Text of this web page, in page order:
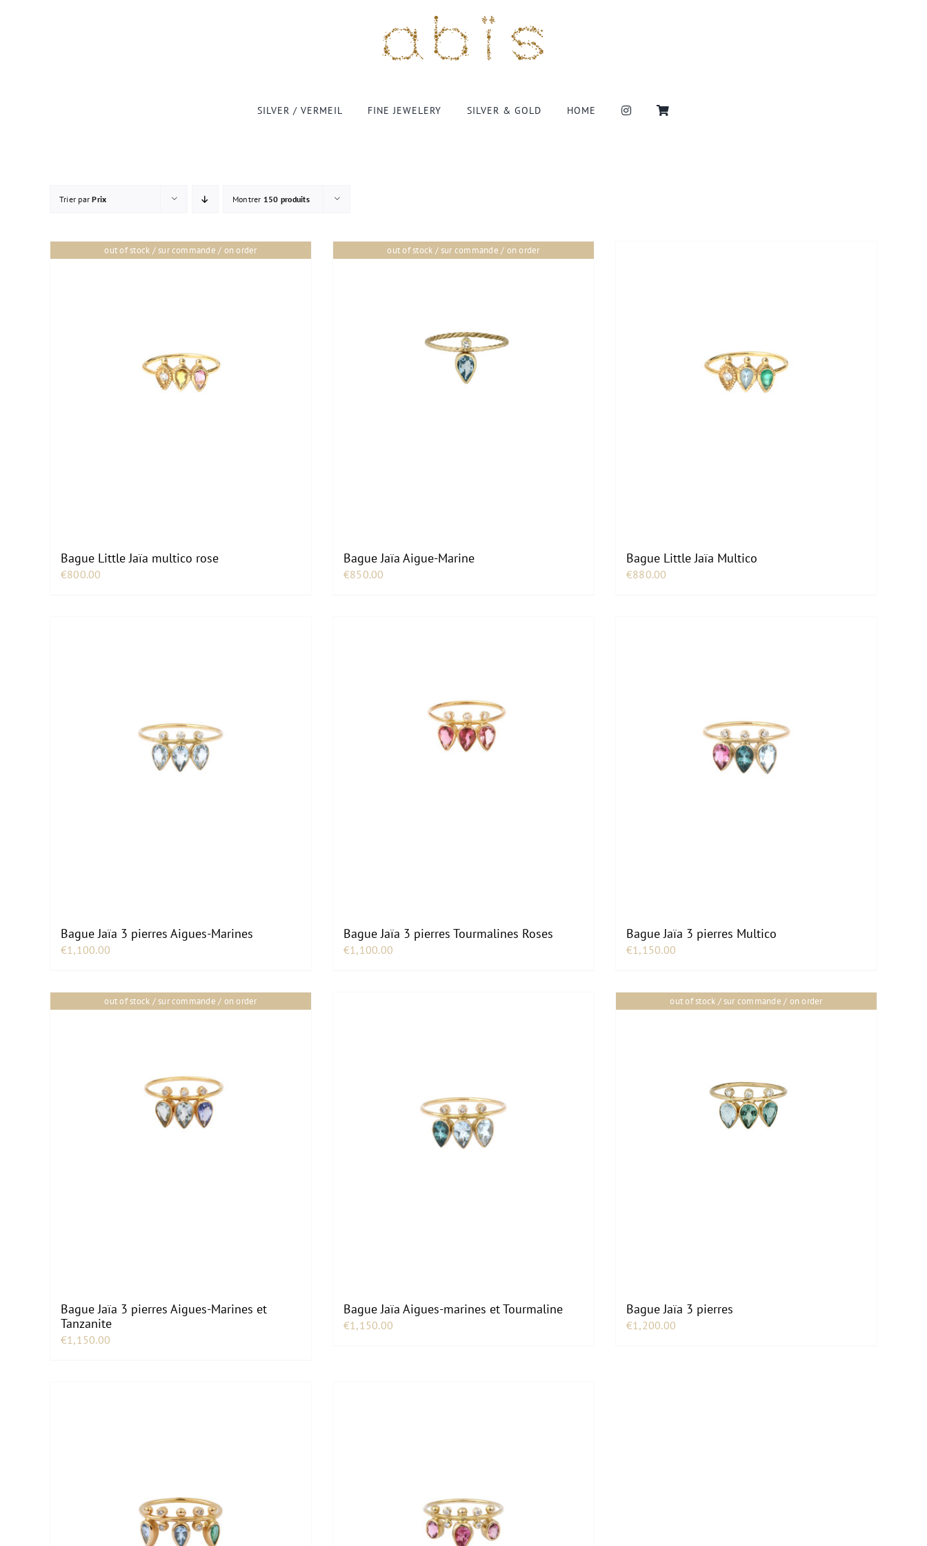
SILVER / VERMEIL FINE JEWELERY SILVER & GOLD HOME
Trier parPrix Montrer 150 produits
out of stock / sur commande / on order
Bague Little Jaïa multico rose
€800.00
out of stock / sur commande / on order
Bague Jaïa Aigue-Marine
€850.00
Bague Little Jaïa Multico
€880.00
Bague Jaïa 3 pierres Aigues-Marines
€1,100.00
Bague Jaïa 3 pierres Tourmalines Roses
€1,100.00
Bague Jaïa 3 pierres Multico
€1,150.00
out of stock / sur commande / on order
Bague Jaïa 3 pierres Aigues-Marines et
Tanzanite
€1,150.00
Bague Jaïa Aigues-marines et Tourmaline
€1,150.00
out of stock / sur commande / on order
Bague Jaïa 3 pierres
€1,200.00